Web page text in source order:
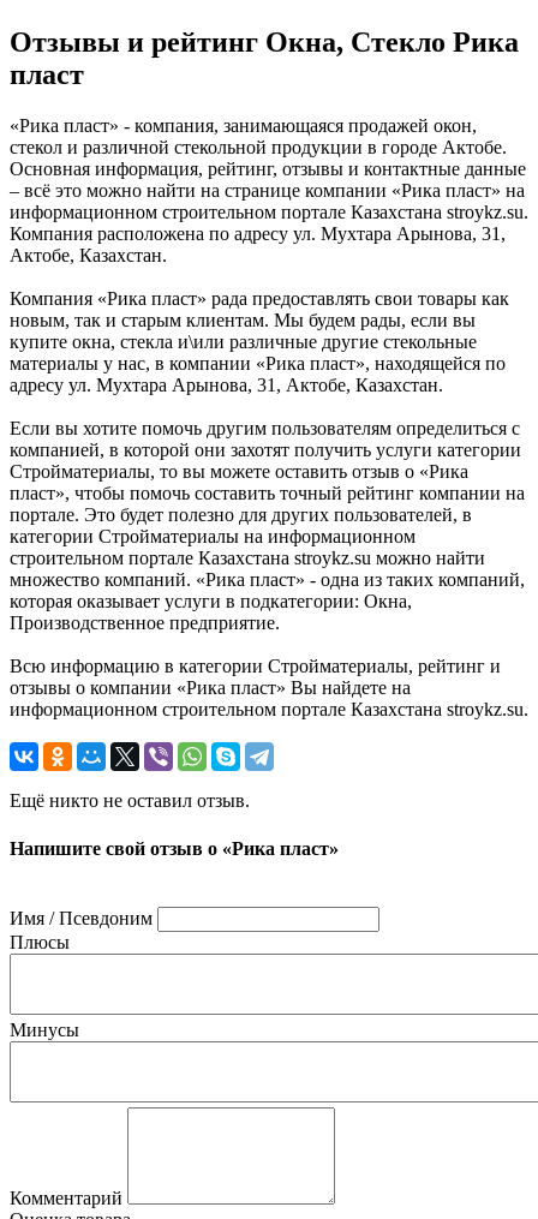
Отзывы и рейтинг Окна, Стекло Рика
пласт
«Рика пласт» - компания, занимающаяся продажей окон,
стекол и различной стекольной продукции в городе Актобе.
Основная информация, рейтинг, отзывы и контактные данные
– всё это можно найти на странице компании «Рика пласт» на
информационном строительном портале Казахстана stroykz.su.
Компания расположена по адресу ул. Мухтара Арынова, 31,
Актобе, Казахстан.
Компания «Рика пласт» рада предоставлять свои товары как
новым, так и старым клиентам. Мы будем рады, если вы
купите окна, стекла и\или различные другие стекольные
материалы у нас, в компании «Рика пласт», находящейся по
адресу ул. Мухтара Арынова, 31, Актобе, Казахстан.
Если вы хотите помочь другим пользователям определиться с
компанией, в которой они захотят получить услуги категории
Стройматериалы, то вы можете оставить отзыв о «Рика
пласт», чтобы помочь составить точный рейтинг компании на
портале. Это будет полезно для других пользователей, в
категории Стройматериалы на информационном
строительном портале Казахстана stroykz.su можно найти
множество компаний. «Рика пласт» - одна из таких компаний,
которая оказывает услуги в подкатегории: Окна,
Производственное предприятие.
Всю информацию в категории Стройматериалы, рейтинг и
отзывы о компании «Рика пласт» Вы найдете на
информационном строительном портале Казахстана stroykz.su.
Ещё никто не оставил отзыв.
Напишите свой отзыв о «Рика пласт»
Имя / Псевдоним
Плюсы
Минусы
Комментарий